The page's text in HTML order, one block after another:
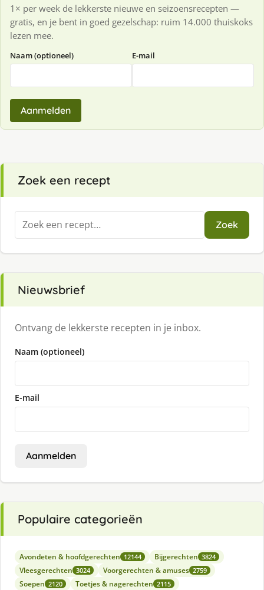
1× per week de lekkerste nieuwe en seizoensrecepten —
gratis, en je bent in goed gezelschap: ruim 14.000 thuiskoks
lezen mee.
Naam (optioneel) E-mail
Aanmelden
Zoek een recept
Zoeken
naar:
Zoek
Nieuwsbrief
Ontvang de lekkerste recepten in je inbox.
Naam (optioneel)
E-mail
Aanmelden
Populaire categorieën
Avondeten & hoofdgerechten 12144 Bijgerechten 3824
Vleesgerechten 3024 Voorgerechten & amuses 2759
Soepen 2120 Toetjes & nagerechten 2115